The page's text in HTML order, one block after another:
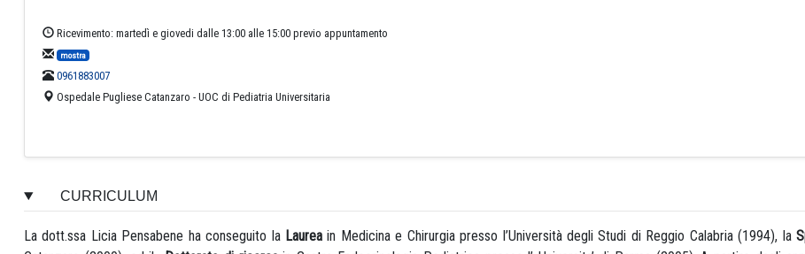
Ricevimento: martedì e giovedi dalle 13:00 alle 15:00 previo appuntamento
mostra
0961883007
Ospedale Pugliese Catanzaro - UOC di Pediatria Universitaria
CURRICULUM
La dott.ssa Licia Pensabene ha conseguito la Laurea in Medicina e Chirurgia presso l’Università degli Studi di Reggio Calabria (1994), la